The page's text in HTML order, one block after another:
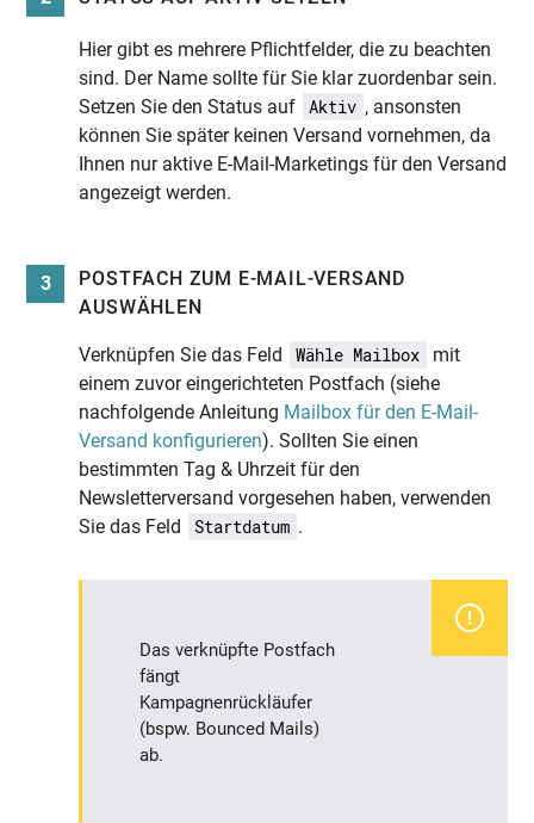
Hier gibt es mehrere Pflichtfelder, die zu beachten
sind. Der Name sollte für Sie klar zuordenbar sein.
Setzen Sie den Status auf
Aktiv , ansonsten
können Sie später keinen Versand vornehmen, da
Ihnen nur aktive E-Mail-Marketings für den Versand
angezeigt werden.
3
POSTFACH ZUM E-MAIL-VERSAND
AUSWÄHLEN
Verknüpfen Sie das Feld Wähle Mailbox
mit
einem zuvor eingerichteten Postfach (siehe
nachfolgende Anleitung Mailbox für den E-Mail-
Versand konfigurieren). Sollten Sie einen
bestimmten Tag & Uhrzeit für den
Newsletterversand vorgesehen haben, verwenden
Sie das Feld
Startdatum .
Das verknüpfte Postfach
fängt
Kampagnenrückläufer
(bspw. Bounced Mails)
ab.